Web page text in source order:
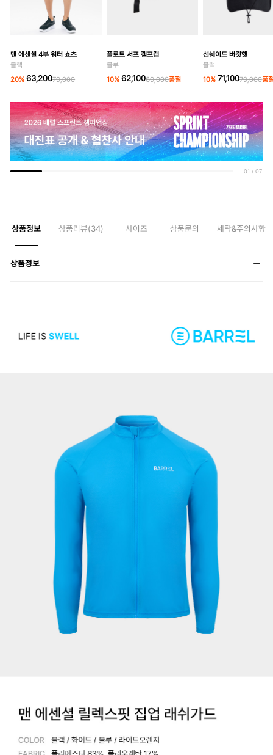
맨 에센셜 4부 워터 쇼츠
블랙
20% 63,20079,000
플로트 서프 캠프캡
블루
10% 62,10069,000품절
선쉐이드 버킷햇
블랙
10% 71,10079,000품
01 / 07
상품정보 상품리뷰(34) 사이즈 상품문의 세탁&주의사항
상품정보